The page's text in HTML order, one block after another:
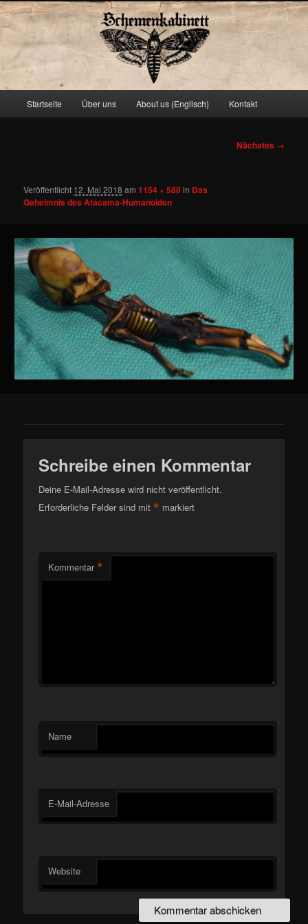
Schemenkabinett
Zum
springen
Startseite Über uns About us (Englisch) Kontakt
Nächstes →
Veröffentlicht 12. Mai 2018 am1154 × 588in Das
Geheimnis des Atacama-Humanoiden
Schreibe einen Kommentar
Deine E-Mail-Adresse wird nicht veröffentlicht.
Erforderliche Felder sind mit* markiert
Kommentar *
Name
E-Mail-Adresse
Website